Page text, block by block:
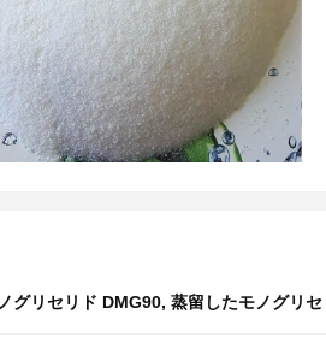
グリセリド DMG90, 蒸留したモノグリ